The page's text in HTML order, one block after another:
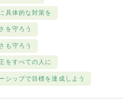
具体的な対策を
を守ろう
も守ろう
をすべての人に
シップで目標を達成しよう